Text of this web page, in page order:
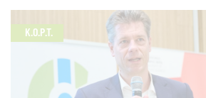
K.O.P.T.